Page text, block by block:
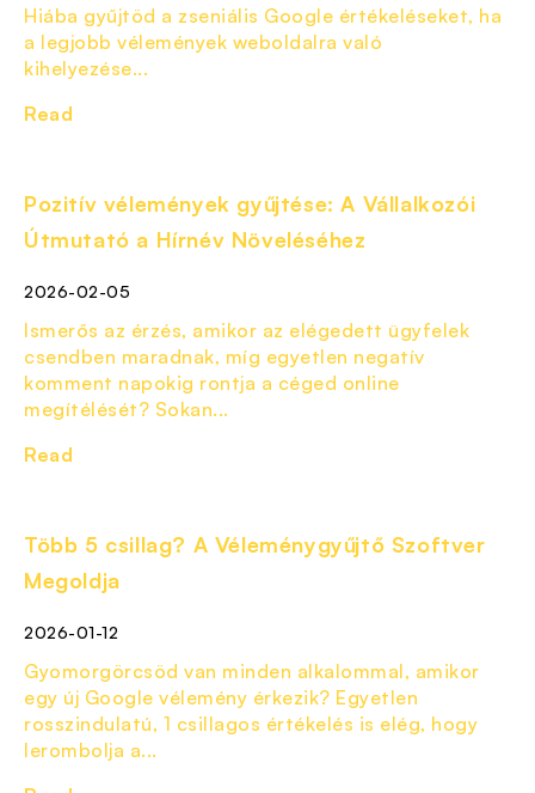
Hiába gyűjtöd a zseniális Google értékeléseket, ha
a legjobb vélemények weboldalra való
kihelyezése...
Read
Pozitív vélemények gyűjtése: A Vállalkozói
Útmutató a Hírnév Növeléséhez
2026-02-05
Ismerős az érzés, amikor az elégedett ügyfelek
csendben maradnak, míg egyetlen negatív
komment napokig rontja a céged online
megítélését? Sokan...
Read
Több 5 csillag? A Véleménygyűjtő Szoftver
Megoldja
2026-01-12
Gyomorgörcsöd van minden alkalommal, amikor
egy új Google vélemény érkezik? Egyetlen
rosszindulatú, 1 csillagos értékelés is elég, hogy
lerombolja a...